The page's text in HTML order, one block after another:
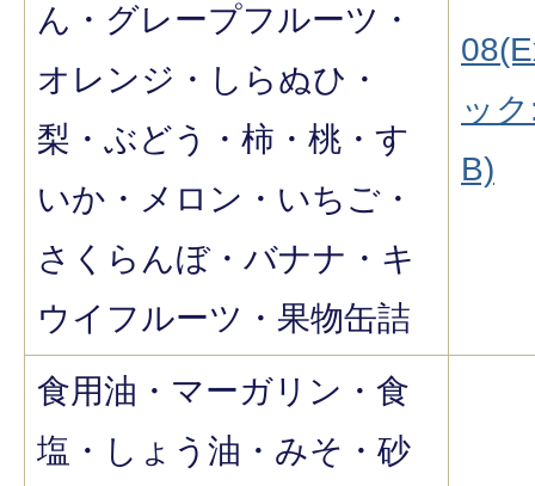
ん・グレープフルーツ・
オレンジ・しらぬひ・
梨・ぶどう・柿・桃・す
いか・メロン・いちご・
さくらんぼ・バナナ・キ
ウイフルーツ・果物缶詰
ッ
B)
食用油・マーガリン・食
塩・しょう油・みそ・砂